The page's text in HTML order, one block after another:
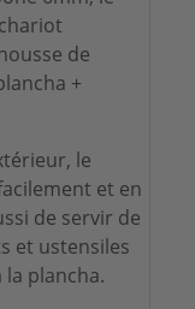
de
+
le
et en
de servir de
et ustensiles
plancha.